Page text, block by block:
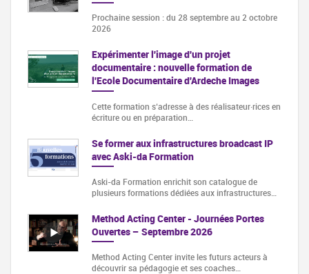
Prochaine session : du 28 septembre au 2 octobre
2026
Expérimenter l'image d'un projet
documentaire : nouvelle formation de
l'Ecole Documentaire d'Ardeche Images
Cette formation s‘adresse à des réalisateur·rices en
écriture ou en préparation…
Se former aux infrastructures broadcast IP
avec Aski-da Formation
Aski-da Formation enrichit son catalogue de
plusieurs formations dédiées aux infrastructures…
Method Acting Center - Journées Portes
Ouvertes – Septembre 2026
Method Acting Center invite les futurs acteurs à
découvrir sa pédagogie et ses coaches…